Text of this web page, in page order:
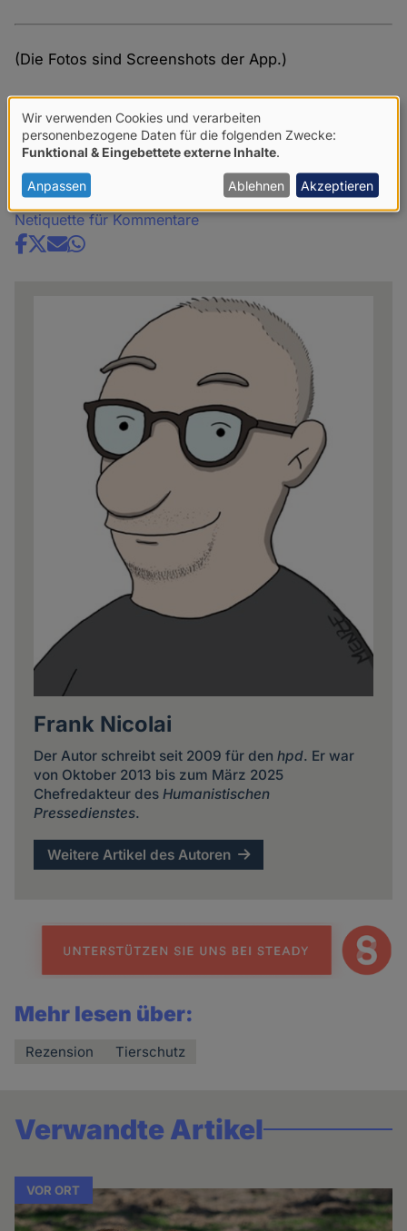
(Die Fotos sind Screenshots der App.)
Helmut Debelius: Fischführer Indischer Ozean &
Rotes Meerim AppStore
Kommentare
Netiquette für Kommentare
Share
Frank Nicolai
Der Autor schreibt seit 2009 für den hpd. Er war
von Oktober 2013 bis zum März 2025
Chefredakteur des Humanistischen
Pressedienstes.
Weitere Artikel des Autoren
Mehr lesen über:
Rezension Tierschutz
Verwandte Artikel
VOR ORT
Verwendung
von
personenbezogenen
Daten
und
Wir verwenden Cookies und verarbeiten
personenbezogene Daten für die folgenden Zwecke:
Funktional & Eingebettete externe Inhalte.
Anpassen Ablehnen Akzeptieren